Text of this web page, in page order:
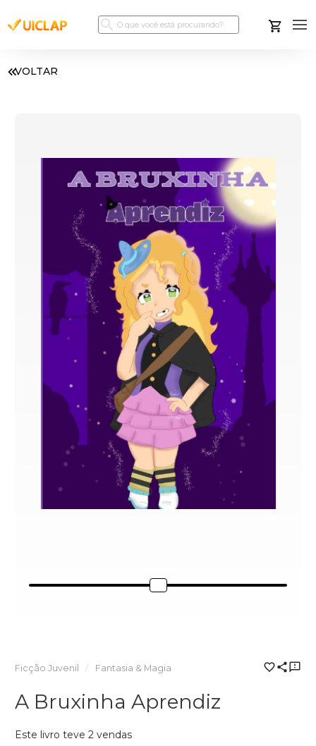
VOLTAR
Ficção Juvenil Fantasia & Magia
A Bruxinha Aprendiz
Este livro teve 2 vendas